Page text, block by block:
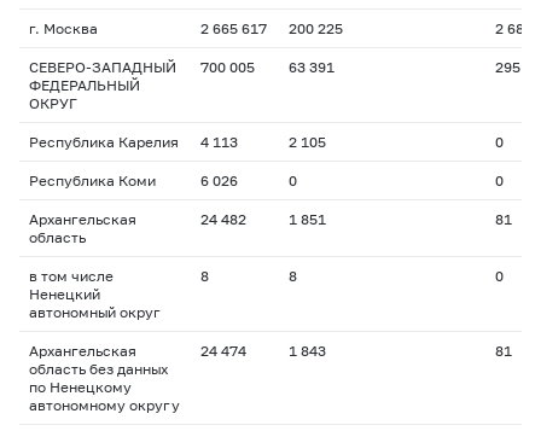
г. Москва 2 665 617 200 225 2 687
СЕВЕРО-ЗАПАДНЫЙ
ФЕДЕРАЛЬНЫЙ
ОКРУГ
700 005 63 391 295
Республика Карелия 4 113 2 105 0
Республика Коми 6 026 0 0
Архангельская
область
24 482 1 851 81
в том числе
Ненецкий
автономный округ
8 8 0
Архангельская
область без данных
по Ненецкому
автономному округу
24 474 1 843 81